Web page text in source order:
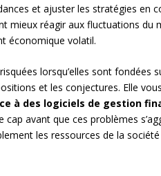
et ajuster les stratégies en
mieux réagir aux fluctuations du
économique volatil.
lorsqu’elles sont fondées
et les conjectures. Elle
à des logiciels de gestion
avant que ces problèmes
les ressources de la